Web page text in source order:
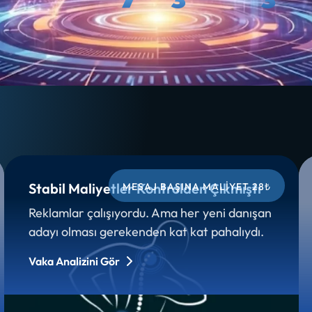
Stabil Maliyetler Kontrolden Çıkmıştı
Reklamlar çalışıyordu. Ama her yeni danışan
adayı olması gerekenden kat kat pahalıydı.
Vaka Analizini Gör
MESAJ BAŞINA MALIYET 28₺